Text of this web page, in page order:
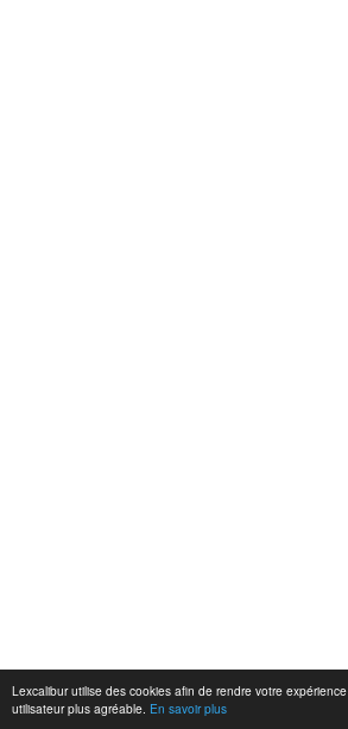
Lexcalibur utilise des cookies afin de rendre votre expérience
utilisateur plus agréable. En savoir plus